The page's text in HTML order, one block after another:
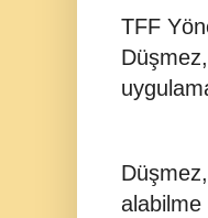
TFF
alabilme